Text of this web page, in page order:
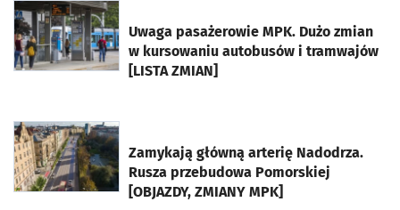
Uwaga pasażerowie MPK. Dużo zmian
w kursowaniu autobusów i tramwajów
[LISTA ZMIAN]
otworzy się w nowej karcie
Zamykają główną arterię Nadodrza.
Rusza przebudowa Pomorskiej
[OBJAZDY, ZMIANY MPK]
otworzy się w nowej karcie